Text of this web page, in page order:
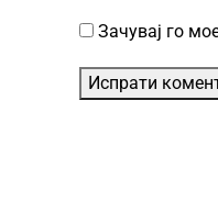
Зачувај го